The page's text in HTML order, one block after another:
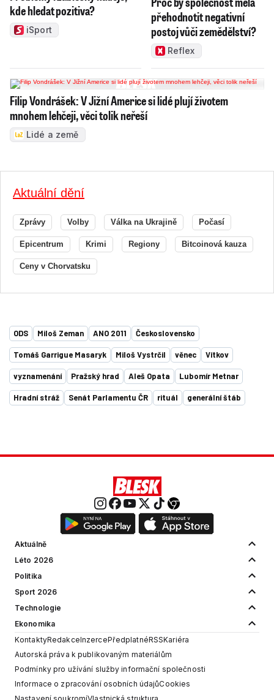
kde hledat pozitiva?
iSport
přehodnotit negativní
postoj vůči zemědělství?
Reflex
Filip Vondrášek: V Jižní Americe si lidé plují životem
mnohem lehčeji, věci tolik neřeší
Lidé a země
Aktuální dění
Zprávy Volby Válka na Ukrajině Počasí
Epicentrum Krimi Regiony Bitcoinová kauza
Ceny v Chorvatsku
ODS Miloš Zeman ANO 2011 Československo
Tomáš Garrigue Masaryk Miloš Vystrčil věnec Vítkov
vyznamenání Pražský hrad Aleš Opata Lubomír Metnar
Hradní stráž Senát Parlamentu ČR rituál generální štáb
Aktuálně
Léto 2026
Politika
Sport 2026
Technologie
Ekonomika
KontaktyRedakceInzercePředplatnéRSSKariéra
Autorská práva k publikovaným materiálům
Podmínky pro užívání služby informační společnosti
Informace o zpracování osobních údajůCookies